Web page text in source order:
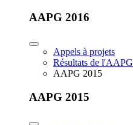
AAPG 2016
Appels à projets
Résultats de l'AAPG
AAPG 2015
AAPG 2015